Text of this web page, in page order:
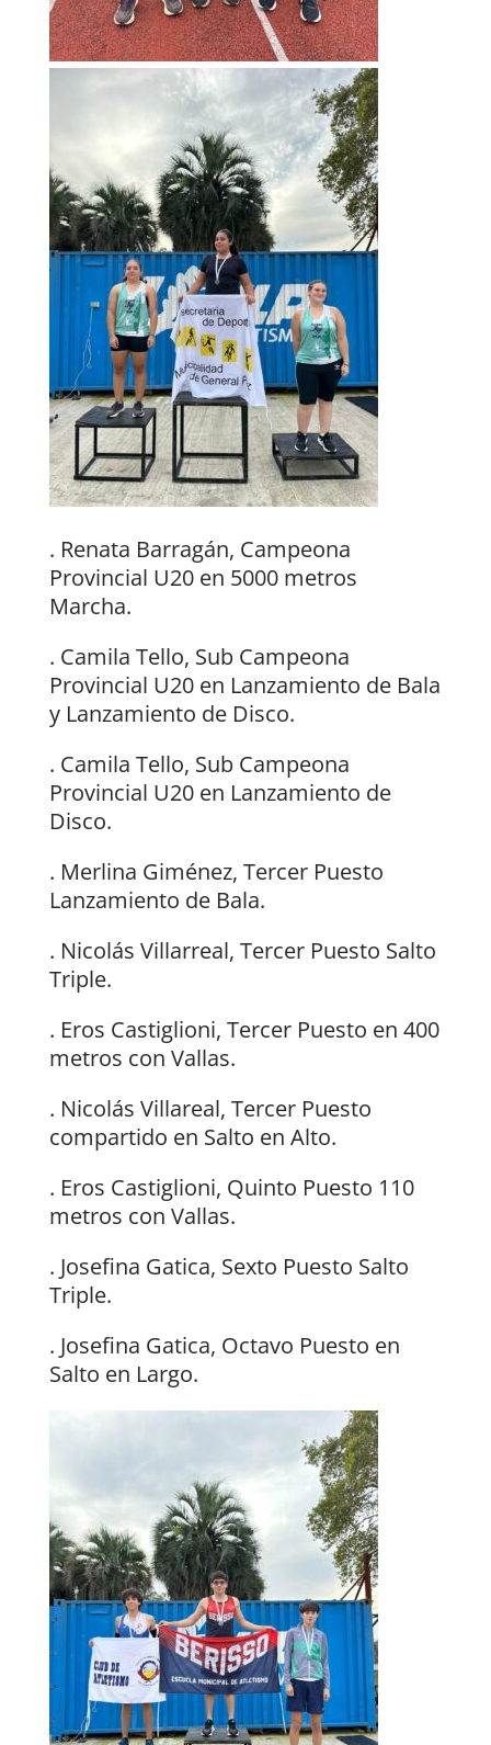
. Renata Barragán, Campeona
Provincial U20 en 5000 metros
Marcha.
. Camila Tello, Sub Campeona
Provincial U20 en Lanzamiento de Bala
y Lanzamiento de Disco.
. Camila Tello, Sub Campeona
Provincial U20 en Lanzamiento de
Disco.
. Merlina Giménez, Tercer Puesto
Lanzamiento de Bala.
. Nicolás Villarreal, Tercer Puesto Salto
Triple.
. Eros Castiglioni, Tercer Puesto en 400
metros con Vallas.
. Nicolás Villareal, Tercer Puesto
compartido en Salto en Alto.
. Eros Castiglioni, Quinto Puesto 110
metros con Vallas.
. Josefina Gatica, Sexto Puesto Salto
Triple.
. Josefina Gatica, Octavo Puesto en
Salto en Largo.